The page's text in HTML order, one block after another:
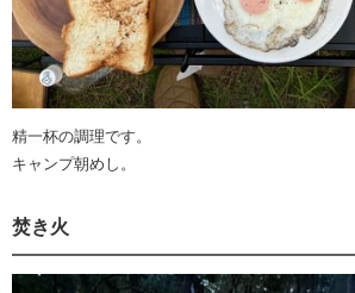
精一杯の調理です。
キャンプ朝めし。
焚き火